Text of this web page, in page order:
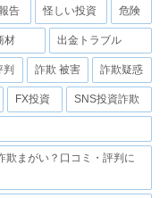
告 怪しい投資 危険
材 出金トラブル
判 詐欺 被害 詐欺疑惑
FX投資 SNS投資詐欺
欺まがい？口コミ・評判に